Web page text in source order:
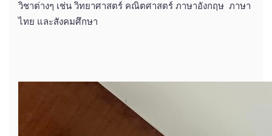
วิชาต่างๆ เช่น วิทยาศาสตร์ คณิตศาสตร์ ภาษาอังกฤษ ภาษา
ไทย และสังคมศึกษา